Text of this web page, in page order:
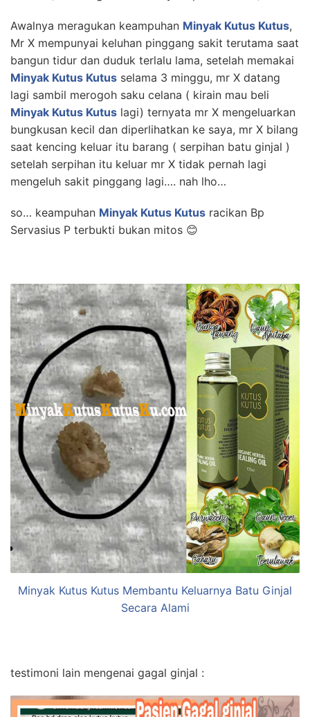
Awalnya meragukan keampuhan Minyak Kutus Kutus,
Mr X mempunyai keluhan pinggang sakit terutama saat
bangun tidur dan duduk terlalu lama, setelah memakai
Minyak Kutus Kutus selama 3 minggu, mr X datang
lagi sambil merogoh saku celana ( kirain mau beli
Minyak Kutus Kutus lagi) ternyata mr X mengeluarkan
bungkusan kecil dan diperlihatkan ke saya, mr X bilang
saat kencing keluar itu barang ( serpihan batu ginjal )
setelah serpihan itu keluar mr X tidak pernah lagi
mengeluh sakit pinggang lagi…. nah lho…
so… keampuhan Minyak Kutus Kutus racikan Bp
Servasius P terbukti bukan mitos 😊
Minyak Kutus Kutus Membantu Keluarnya Batu Ginjal
Secara Alami
testimoni lain mengenai gagal ginjal :